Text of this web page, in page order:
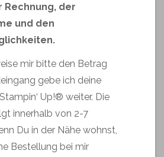
Rechnung, der
und den
mir bitte den Betrag
gebe ich deine
Up!® weiter. Die
innerhalb von 2-7
Du in der Nähe wohnst,
Bestellung bei mir